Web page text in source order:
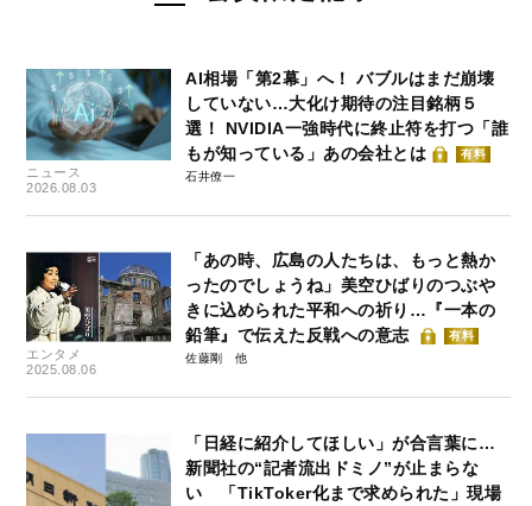
ニュース
2026.08.03
AI相場「第2幕」へ！ バブルはまだ崩壊
していない…大化け期待の注目銘柄５
選！ NVIDIA一強時代に終止符を打つ「誰
もが知っている」あの会社とは
有料
石井僚一
エンタメ
2025.08.06
「あの時、広島の人たちは、もっと熱か
ったのでしょうね」美空ひばりのつぶや
きに込められた平和への祈り…『一本の
鉛筆』で伝えた反戦への意志
有料
佐藤剛
「日経に紹介してほしい」が合言葉に…
新聞社の“記者流出ドミノ”が止まらな
い 「TikToker化まで求められた」現場